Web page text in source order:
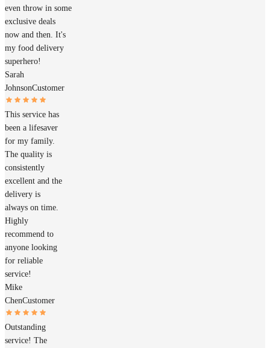
even throw in some
exclusive deals
now and then. It's
my food delivery
superhero!
Sarah
JohnsonCustomer
This service has
been a lifesaver
for my family.
The quality is
consistently
excellent and the
delivery is
always on time.
Highly
recommend to
anyone looking
for reliable
service!
Mike
ChenCustomer
Outstanding
service! The